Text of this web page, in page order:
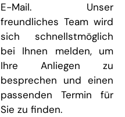
E-Mail. Unser
freundliches Team wird
sich schnellstmöglich
bei Ihnen melden, um
Ihre Anliegen zu
besprechen und einen
passenden Termin für
Sie zu finden.